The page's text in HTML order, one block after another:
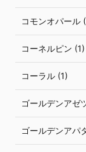
コモンオパール
コーネルピン (1)
コーラル (1)
ゴールデンアゼ
ゴールデンアパ